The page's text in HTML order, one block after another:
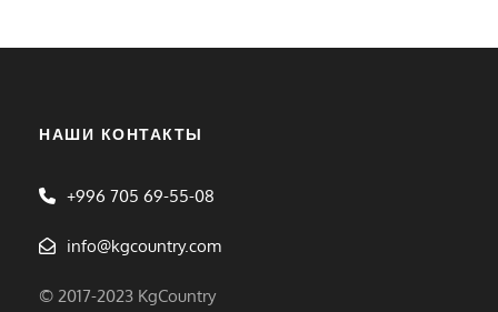
НАШИ КОНТАКТЫ
+996 705 69-55-08
info@kgcountry.com
© 2017-2023 KgCountry